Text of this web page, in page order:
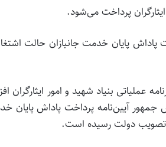
پاداش پایان خدمت جانبازان حالت
بنیاد شهید و امور ایثارگران
آیین‌نامه پرداخت پاداش پایان